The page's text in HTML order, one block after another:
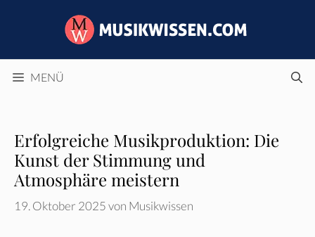
MENÜ
Erfolgreiche Musikproduktion: Die
Kunst der Stimmung und
Atmosphäre meistern
19. Oktober 2025von Musikwissen